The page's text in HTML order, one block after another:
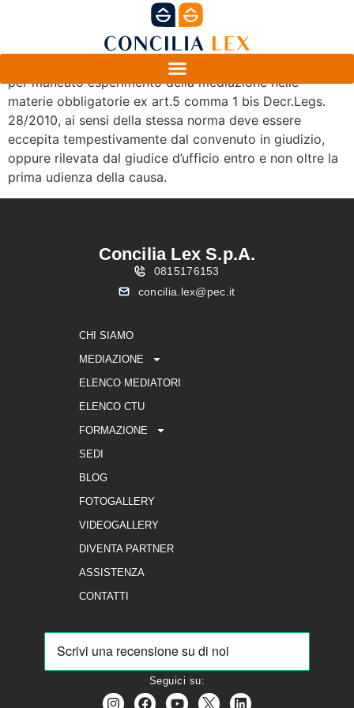
L’eccezione di improcedibilità della domanda giudiziale
per mancato esperimento della mediazione nelle
materie obbligatorie ex art.5 comma 1 bis Decr.Legs.
28/2010, ai sensi della stessa norma deve essere
eccepita tempestivamente dal convenuto in giudizio,
oppure rilevata dal giudice d’ufficio entro e non oltre la
prima udienza della causa.
Concilia Lex S.p.A.
0815176153
concilia.lex@pec.it
CHI SIAMO
MEDIAZIONE
ELENCO MEDIATORI
ELENCO CTU
FORMAZIONE
SEDI
BLOG
FOTOGALLERY
VIDEOGALLERY
DIVENTA PARTNER
ASSISTENZA
CONTATTI
Seguici su: